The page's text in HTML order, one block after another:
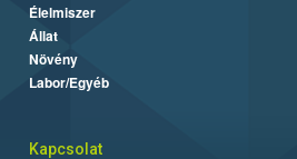
Élelmiszer
Állat
Növény
Labor/Egyéb
Kapcsolat